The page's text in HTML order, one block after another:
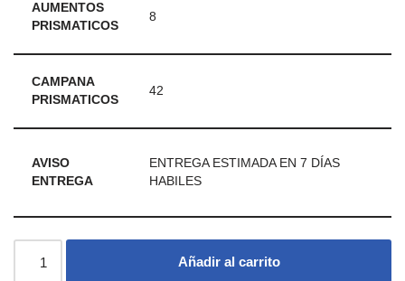
AUMENTOS
PRISMATICOS
8
CAMPANA
PRISMATICOS
42
AVISO
ENTREGA
ENTREGA ESTIMADA EN 7 DÍAS
HABILES
Añadir al carrito